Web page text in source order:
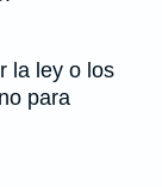
la ley o los
para